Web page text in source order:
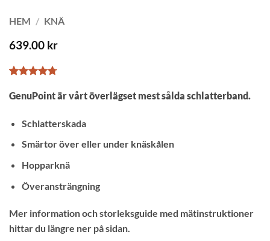
HEM / KNÄ
639.00 kr
4.69av 5
GenuPoint är vårt överlägset mest sålda schlatterband.
Schlatterskada
Smärtor över eller under knäskålen
Hopparknä
Överansträngning
Mer information och storleksguide med mätinstruktioner
hittar du längre ner på sidan.